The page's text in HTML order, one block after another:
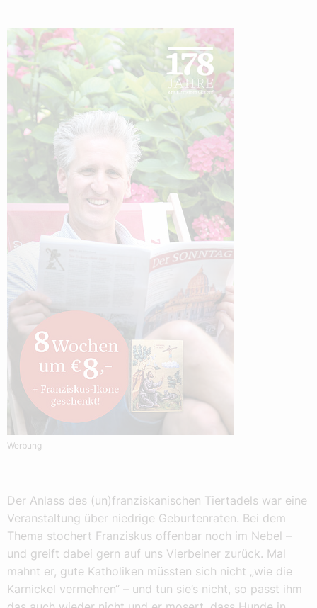
Werbung
Der Anlass des (un)franziskanischen Tiertadels war eine
Veranstaltung über niedrige Geburtenraten. Bei dem
Thema stochert Franziskus offenbar noch im Nebel –
und greift dabei gern auf uns Vierbeiner zurück. Mal
mahnt er, gute Katholiken müssten sich nicht „wie die
Karnickel vermehren“ – und tun sie’s nicht, so passt ihm